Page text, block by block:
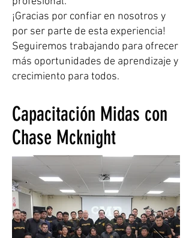
¡Gracias por confiar en nosotros y
por ser parte de esta experiencia!
Seguiremos trabajando para ofrecer
más oportunidades de aprendizaje y
crecimiento para todos.
Capacitación Midas con
Chase Mcknight